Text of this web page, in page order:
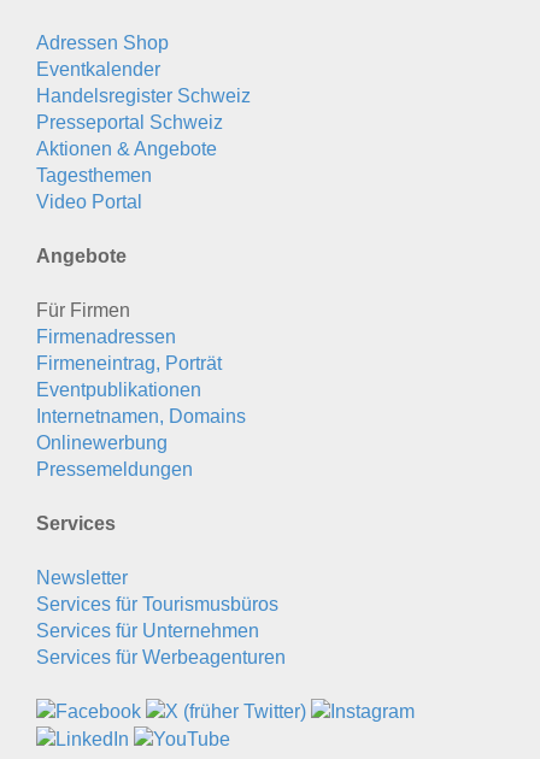
Adressen Shop
Eventkalender
Handelsregister Schweiz
Presseportal Schweiz
Aktionen & Angebote
Tagesthemen
Video Portal
Angebote
Für Firmen
Firmenadressen
Firmeneintrag, Porträt
Eventpublikationen
Internetnamen, Domains
Onlinewerbung
Pressemeldungen
Services
Newsletter
Services für Tourismusbüros
Services für Unternehmen
Services für Werbeagenturen